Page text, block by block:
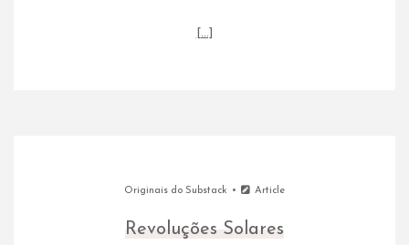
[…]
Originais do Substack Article
Revoluções Solares